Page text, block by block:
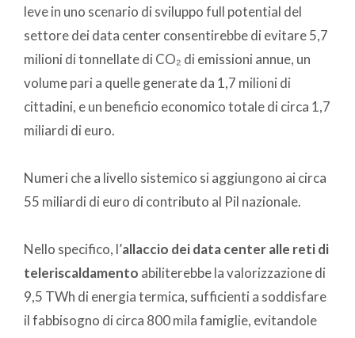
leve in uno scenario di sviluppo full potential del
settore dei data center consentirebbe di evitare 5,7
milioni di tonnellate di CO₂ di emissioni annue, un
volume pari a quelle generate da 1,7 milioni di
cittadini, e un beneficio economico totale di circa 1,7
miliardi di euro.
Numeri che a livello sistemico si aggiungono ai circa
55 miliardi di euro di contributo al Pil nazionale.
Nello specifico, l’allaccio dei data center alle reti di
teleriscaldamento abiliterebbe la valorizzazione di
9,5 TWh di energia termica, sufficienti a soddisfare
il fabbisogno di circa 800 mila famiglie, evitandole